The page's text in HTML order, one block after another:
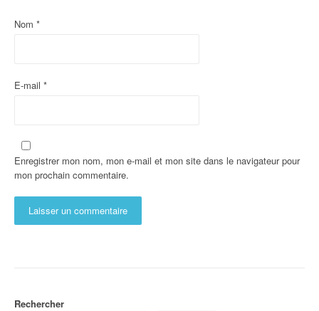
Nom *
E-mail *
Enregistrer mon nom, mon e-mail et mon site dans le navigateur pour
mon prochain commentaire.
Rechercher